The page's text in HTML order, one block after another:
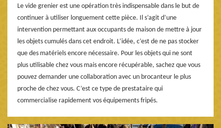
Le vide grenier est une opération très indispensable dans le but de
continuer à utiliser longuement cette pièce. Il s’agit d’une
intervention permettant aux occupants de maison de mettre à jour
les objets cumulés dans cet endroit. L’idée, c’est de ne pas stocker
que des matériels encore nécessaire. Pour les objets qui ne sont
plus utilisable chez vous mais encore récupérable, sachez que vous
pouvez demander une collaboration avec un brocanteur le plus
proche de chez vous. C’est ce type de prestataire qui
commercialise rapidement vos équipements fripés.